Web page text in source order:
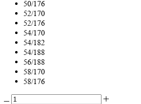
50/176
52/170
52/176
54/170
54/182
54/188
56/188
58/170
58/176